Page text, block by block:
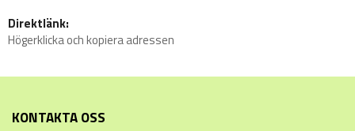
Direktlänk:
Högerklicka och kopiera adressen
KONTAKTA OSS